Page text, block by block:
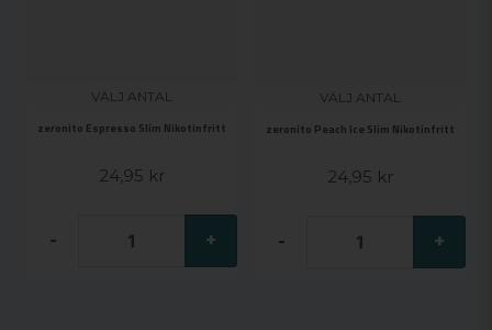
VÄLJ ANTAL
zeronito Espresso Slim Nikotinfritt
24,95 kr
- +
VÄLJ ANTAL
zeronito Peach Ice Slim Nikotinfritt
24,95 kr
- +